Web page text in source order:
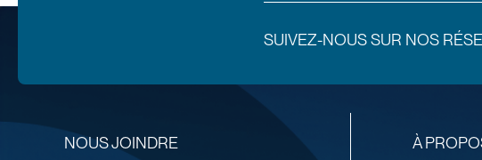
SUIVEZ-NOUS SUR NOS
NOUS JOINDRE À